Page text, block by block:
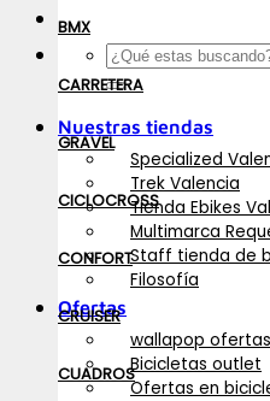
Buscar
por:
Nuestras tiendas
Specialized
Trek Valencia
Tienda Ebikes
Multimarca
Staff tienda de
Filosofía
Ofertas
wallapop
Bicicletas outlet
Ofertas en
BMX
CARRETERA
GRAVEL
CICLOCROSS
CONFORT
CRUISER
CUADROS